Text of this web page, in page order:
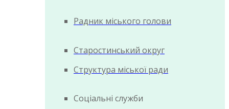
Радник міського голови
Старостинський округ
Структура міської ради
Соціальні служби